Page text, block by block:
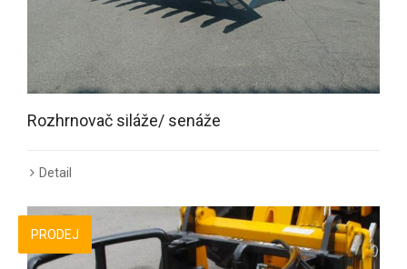
Rozhrnovač siláže/ senáže
Detail
PRODEJ